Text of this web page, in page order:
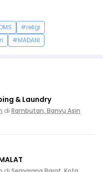
#religi
#MADANI
& Laundry
di Rambutan, Banyu Asin